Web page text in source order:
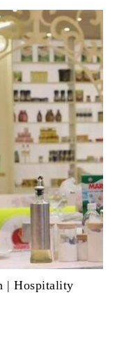
| Hospitality